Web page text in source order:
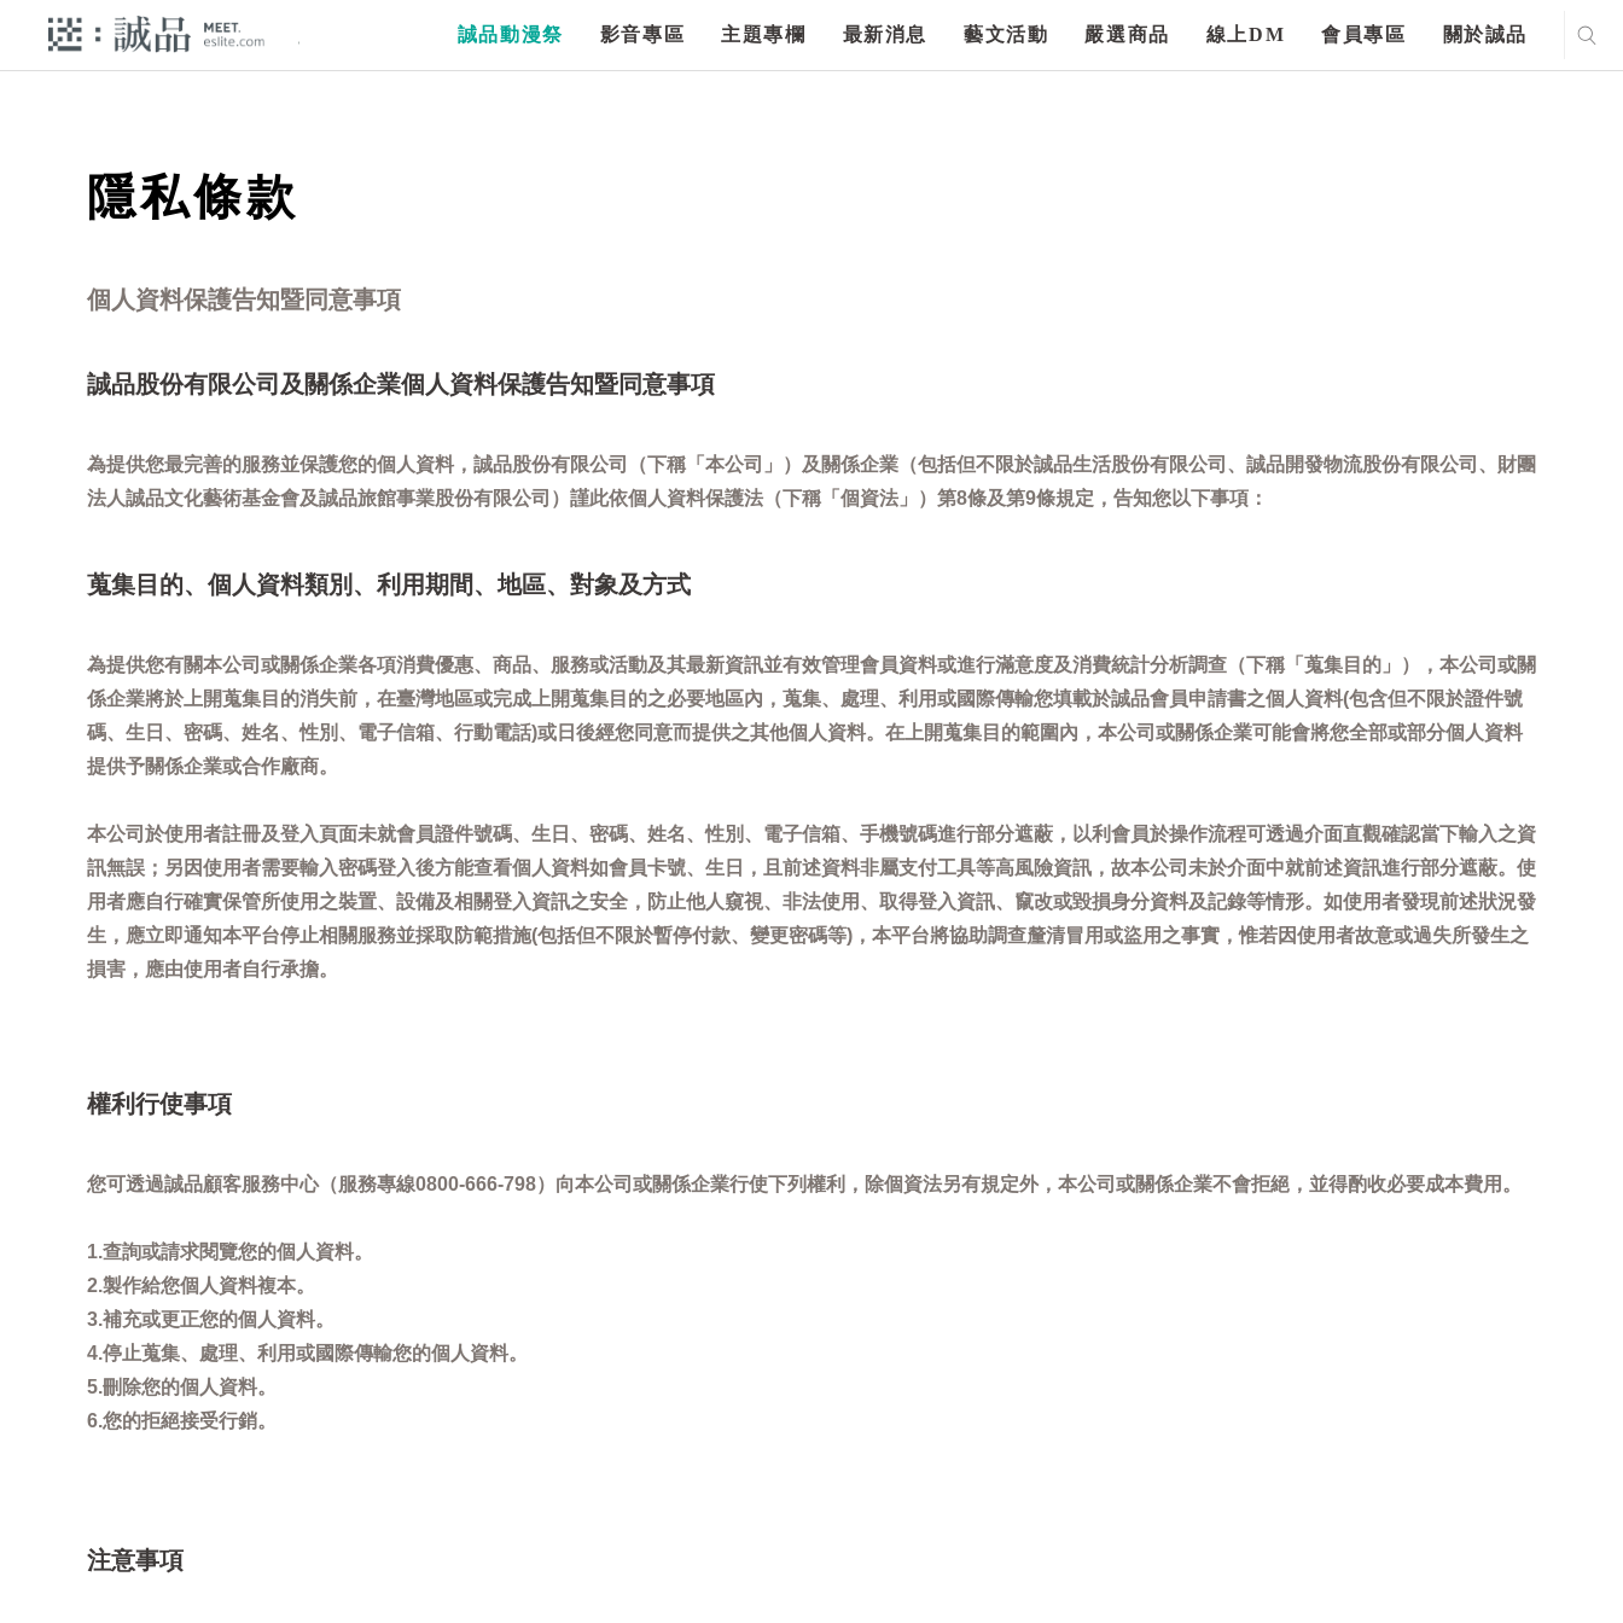
誠品動漫祭 影音專區 主題專欄 最新消息 藝文活動 嚴選商品 線上DM 會員專區 關於誠品
隱私條款
個人資料保護告知暨同意事項
誠品股份有限公司及關係企業個人資料保護告知暨同意事項
為提供您最完善的服務並保護您的個人資料，誠品股份有限公司（下稱「本公司」）及關係企業（包括但不限於誠品生活股份有限公司、誠品開發物流股份有限公司、財團
法人誠品文化藝術基金會及誠品旅館事業股份有限公司）謹此依個人資料保護法（下稱「個資法」）第8條及第9條規定，告知您以下事項：
蒐集目的、個人資料類別、利用期間、地區、對象及方式
為提供您有關本公司或關係企業各項消費優惠、商品、服務或活動及其最新資訊並有效管理會員資料或進行滿意度及消費統計分析調查（下稱「蒐集目的」），本公司或關
係企業將於上開蒐集目的消失前，在臺灣地區或完成上開蒐集目的之必要地區內，蒐集、處理、利用或國際傳輸您填載於誠品會員申請書之個人資料(包含但不限於證件號
碼、生日、密碼、姓名、性別、電子信箱、行動電話)或日後經您同意而提供之其他個人資料。在上開蒐集目的範圍內，本公司或關係企業可能會將您全部或部分個人資料
提供予關係企業或合作廠商。
本公司於使用者註冊及登入頁面未就會員證件號碼、生日、密碼、姓名、性別、電子信箱、手機號碼進行部分遮蔽，以利會員於操作流程可透過介面直觀確認當下輸入之資
訊無誤；另因使用者需要輸入密碼登入後方能查看個人資料如會員卡號、生日，且前述資料非屬支付工具等高風險資訊，故本公司未於介面中就前述資訊進行部分遮蔽。使
用者應自行確實保管所使用之裝置、設備及相關登入資訊之安全，防止他人窺視、非法使用、取得登入資訊、竄改或毀損身分資料及記錄等情形。如使用者發現前述狀況發
生，應立即通知本平台停止相關服務並採取防範措施(包括但不限於暫停付款、變更密碼等)，本平台將協助調查釐清冒用或盜用之事實，惟若因使用者故意或過失所發生之
損害，應由使用者自行承擔。
權利行使事項
您可透過誠品顧客服務中心（服務專線0800-666-798）向本公司或關係企業行使下列權利，除個資法另有規定外，本公司或關係企業不會拒絕，並得酌收必要成本費用。
1.查詢或請求閱覽您的個人資料。
2.製作給您個人資料複本。
3.補充或更正您的個人資料。
4.停止蒐集、處理、利用或國際傳輸您的個人資料。
5.刪除您的個人資料。
6.您的拒絕接受行銷。
注意事項